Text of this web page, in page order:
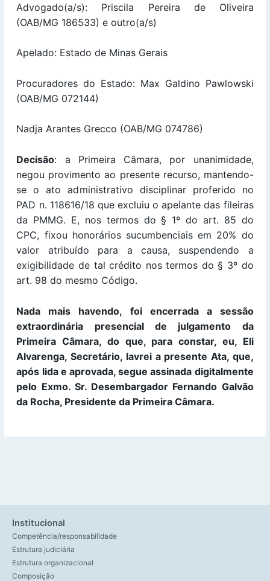
Advogado(a/s): Priscila Pereira de Oliveira
(OAB/MG 186533) e outro(a/s)
Apelado: Estado de Minas Gerais
Procuradores do Estado: Max Galdino Pawlowski
(OAB/MG 072144)
Nadja Arantes Grecco (OAB/MG 074786)
Decisão: a Primeira Câmara, por unanimidade,
negou provimento ao presente recurso, mantendo-
se o ato administrativo disciplinar proferido no
PAD n. 118616/18 que excluiu o apelante das fileiras
da PMMG. E, nos termos do § 1º do art. 85 do
CPC, fixou honorários sucumbenciais em 20% do
valor atribuído para a causa, suspendendo a
exigibilidade de tal crédito nos termos do § 3º do
art. 98 do mesmo Código.
Nada mais havendo, foi encerrada a sessão
extraordinária presencial de julgamento da
Primeira Câmara, do que, para constar, eu, Eli
Alvarenga, Secretário, lavrei a presente Ata, que,
após lida e aprovada, segue assinada digitalmente
pelo Exmo. Sr. Desembargador Fernando Galvão
da Rocha, Presidente da Primeira Câmara.
Institucional
Competência/responsabilidade
Estrutura judiciária
Estrutura organizacional
Composição